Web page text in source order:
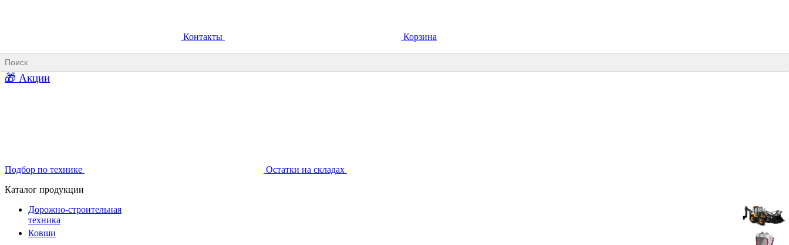
Ковши для фронтальных погрузчиков
Контакты Корзина
🎁 Акции
Подбор по технике
Остатки на складах
Каталог продукции
Дорожно-строительная
техника
Ковши